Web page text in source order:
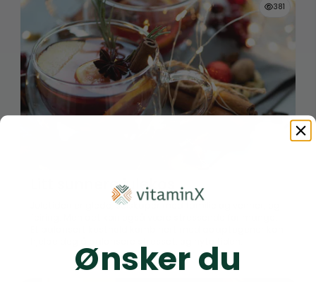
381
Litt sunnere julekos
Juletiden er glede, selskaper med familie og venner, og
Ønsker du